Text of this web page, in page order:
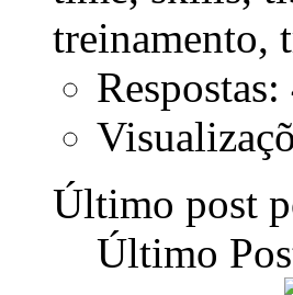
Respostas:
Último post
Último